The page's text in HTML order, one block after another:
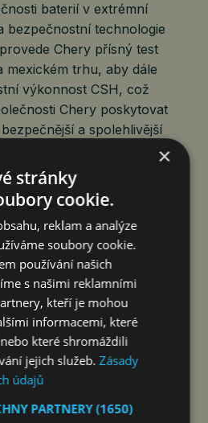
baterií v extrémní
bezpečnostní technologie
Chery přísný test
trhu, aby dále
výkonnost CSH, což
Chery poskytovat
a spolehlivější
media/2715360/1.jpg
×
stránky
cookie.
reklam a analýze
soubory cookie.
používání našich
s našimi reklamními
kteří je mohou
informacemi, které
které shromáždili
jejich služeb.Zásady
údajů
PARTNERY(1650)